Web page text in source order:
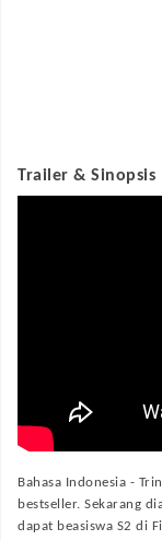
Trailer & Sinopsis
Bahasa Indonesia -
bestseller. Sekarang
dapat beasiswa S2 di